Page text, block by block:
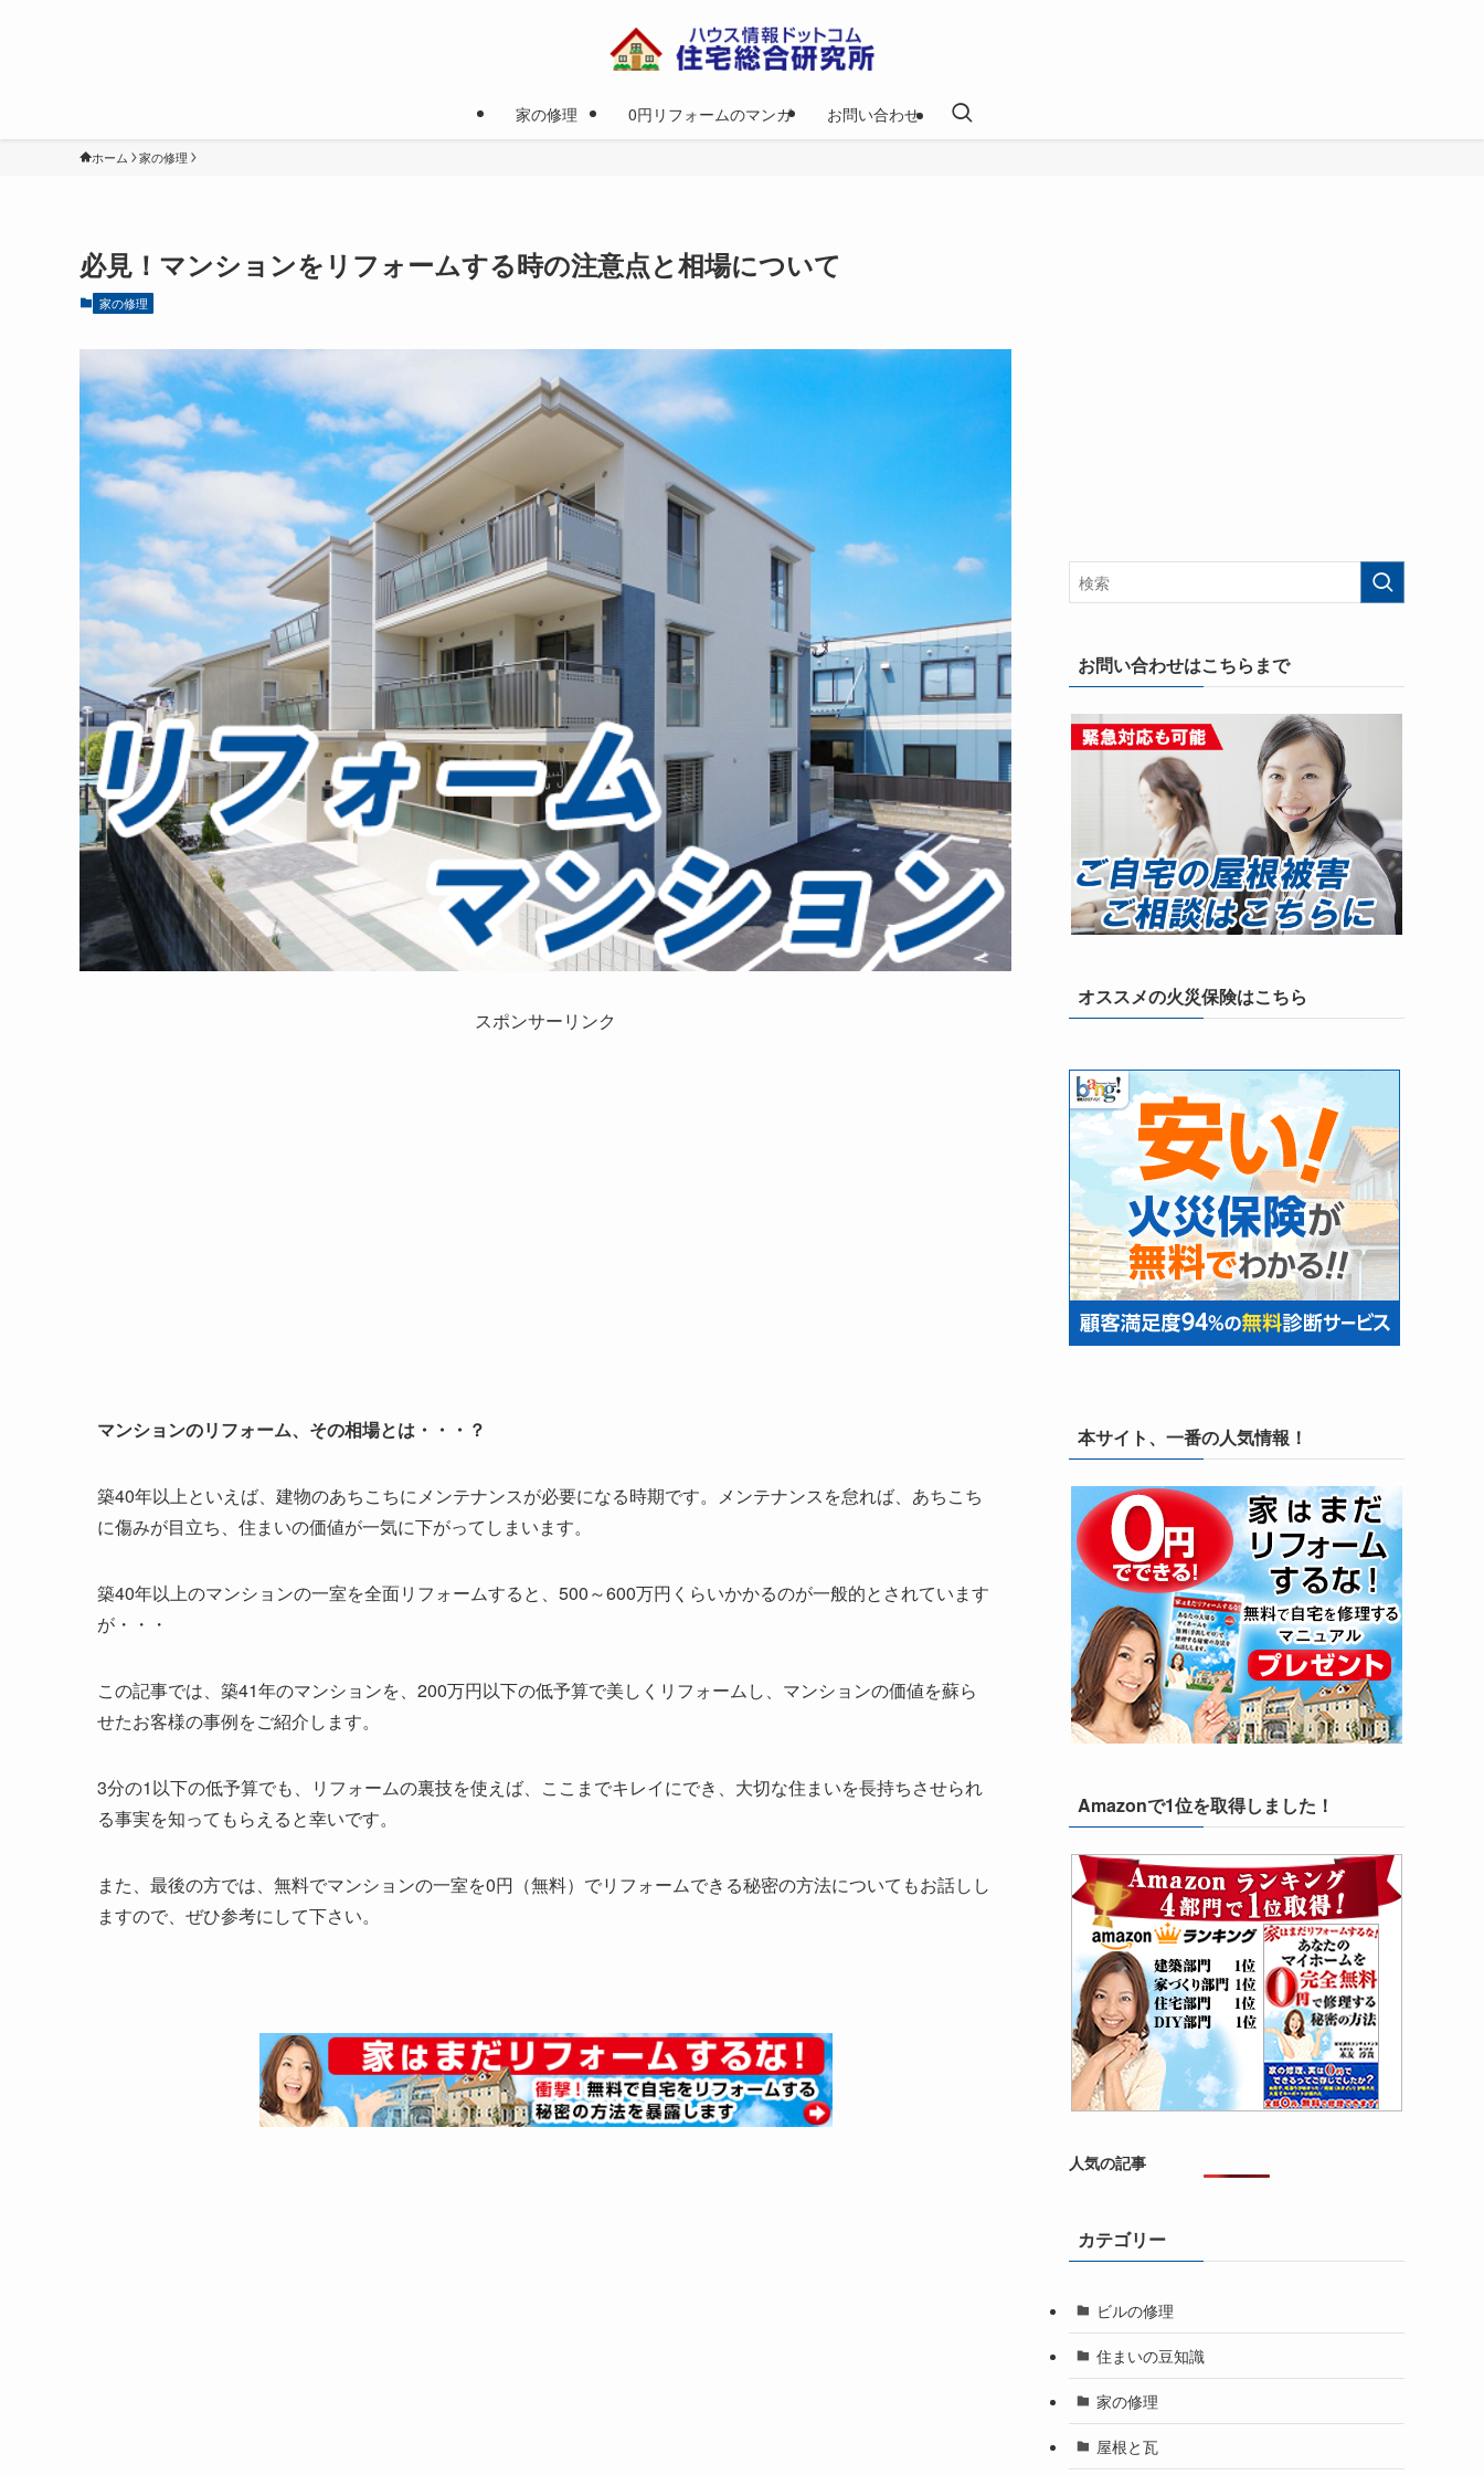
家の修理 0円リフォームのマンガ お問い合わせ
ホーム 家の修理
必見！マンションをリフォームする時の注意点と相場について
家の修理
スポンサーリンク
マンションのリフォーム、その相場とは・・・？
築40年以上といえば、建物のあちこちにメンテナンスが必要になる時期です。メンテナンスを怠れば、あちこち
に傷みが目立ち、住まいの価値が一気に下がってしまいます。
築40年以上のマンションの一室を全面リフォームすると、500～600万円くらいかかるのが一般的とされています
が・・・
この記事では、築41年のマンションを、200万円以下の低予算で美しくリフォームし、マンションの価値を蘇ら
せたお客様の事例をご紹介します。
3分の1以下の低予算でも、リフォームの裏技を使えば、ここまでキレイにでき、大切な住まいを長持ちさせられ
る事実を知ってもらえると幸いです。
また、最後の方では、無料でマンションの一室を0円（無料）でリフォームできる秘密の方法についてもお話しし
ますので、ぜひ参考にして下さい。
お問い合わせはこちらまで
オススメの火災保険はこちら
本サイト、一番の人気情報！
Amazonで1位を取得しました！
人気の記事
カテゴリー
ビルの修理
住まいの豆知識
家の修理
屋根と瓦